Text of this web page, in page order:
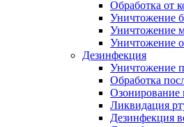
Обработка от
Уничтожение
Уничтожение
Уничтожение
Дезинфекция
Уничтожение
Обработка
Озонирование
Ликвидация
Дезинфекция